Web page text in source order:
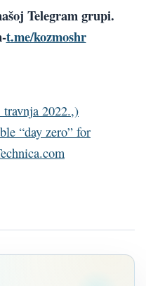
Telegram grupi.
t.me/kozmoshr
2022.,)
“day zero” for